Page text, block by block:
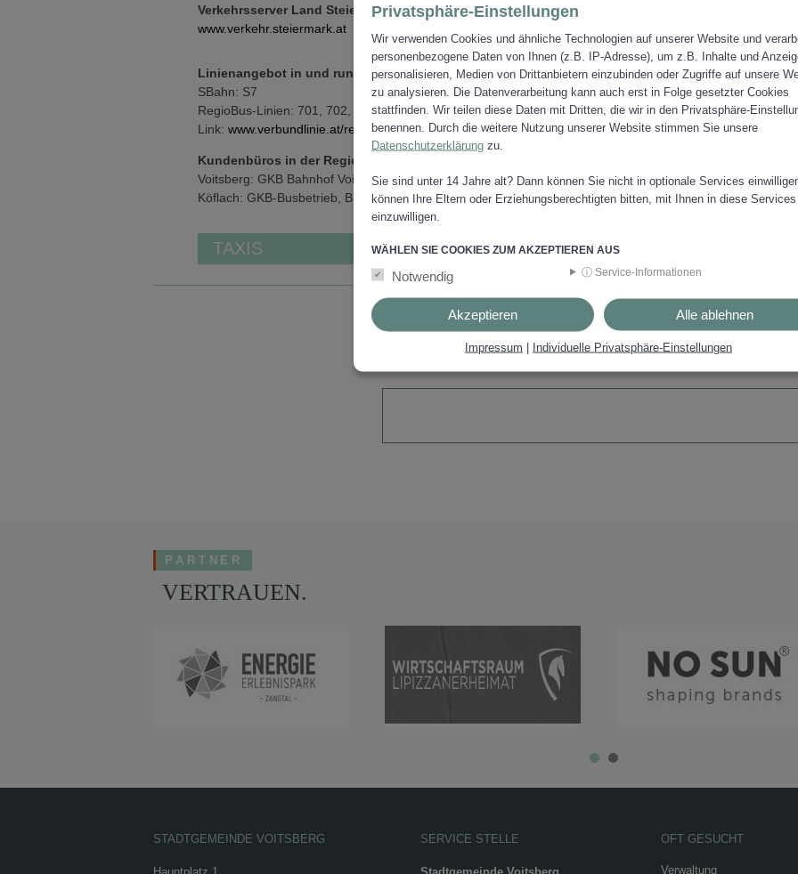
Verkehrsserver Land Steiermark
www.verkehr.steiermark.at
Linienangebot in und rund um Voitsberg
SBahn: S7
RegioBus-Linien: 701, 702, 703, 708, 709, 720, 721,
Link: www.verbundlinie.at/regiobus
Kundenbüros in der Region
Voitsberg: GKB Bahnhof Voitsberg, Bahnhofstraße 20, 8570 Voitsberg, Tel. +43 316 5987-300
Köflach: GKB-Busbetrieb, Bahnweg 1, 8580 Köflach, Tel. +43 316 5987-910
TAXIS
ZUR ÜBERSICHT TOURISMUS
PARTNER
VERTRAUEN.
STADTGEMEINDE VOITSBERG SERVICE STELLE OFT GESUCHT
Verwaltung
Privatsphäre-Einstellungen
Wir verwenden Cookies und ähnliche Technologien auf unserer Website und
personenbezogene Daten von Ihnen (z.B. IP-Adresse), um z.B. Inhalte und
personalisieren, Medien von Drittanbietern einzubinden oder Zugriffe auf unsere
zu analysieren. Die Datenverarbeitung kann auch erst in Folge gesetzter Cookies
stattfinden. Wir teilen diese Daten mit Dritten, die wir in den Privatsphäre-
benennen. Durch die weitere Nutzung unserer Website stimmen Sie unsere
Datenschutzerklärung zu.
Sie sind unter 14 Jahre alt? Dann können Sie nicht in optionale Services
können Ihre Eltern oder Erziehungsberechtigten bitten, mit Ihnen in diese Services
einzuwilligen.
WÄHLEN SIE COOKIES ZUM AKZEPTIEREN AUS
Notwendig ⓘ Service-Informationen
Akzeptieren Alle ablehnen
Impressum | Individuelle Privatsphäre-Einstellungen